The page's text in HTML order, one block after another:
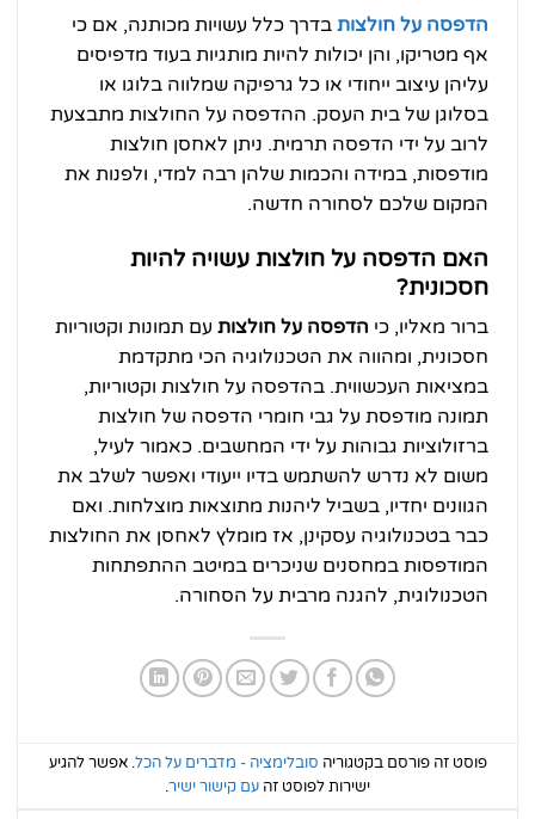
הדפסה על חולצות בדרך כלל עשויות מכותנה, אם כי
אף מטריקו, והן יכולות להיות מותגיות בעוד מדפיסים
עליהן עיצוב ייחודי או כל גרפיקה שמלווה בלוגו או
בסלוגן של בית העסק. ההדפסה על החולצות מתבצעת
לרוב על ידי הדפסה תרמית. ניתן לאחסן חולצות
מודפסות, במידה והכמות שלהן רבה למדי, ולפנות את
המקום שלכם לסחורה חדשה.
האם הדפסה על חולצות עשויה להיות
חסכונית?
ברור מאליו, כי הדפסה על חולצות עם תמונות וקטוריות
חסכונית, ומהווה את הטכנולוגיה הכי מתקדמת
במציאות העכשווית. בהדפסה על חולצות וקטוריות,
תמונה מודפסת על גבי חומרי הדפסה של חולצות
ברזולוציות גבוהות על ידי המחשבים. כאמור לעיל,
משום לא נדרש להשתמש בדיו ייעודי ואפשר לשלב את
הגוונים יחדיו, בשביל ליהנות מתוצאות מוצלחות. ואם
כבר בטכנולוגיה עסקינן, אז מומלץ לאחסן את החולצות
המודפסות במחסנים שניכרים במיטב ההתפתחות
הטכנולוגית, להגנה מרבית על הסחורה.
פוסט זה פורסם בקטגוריה סובלימציה - מדברים על הכל. אפשר להגיע
ישירות לפוסט זה עם קישור ישיר.